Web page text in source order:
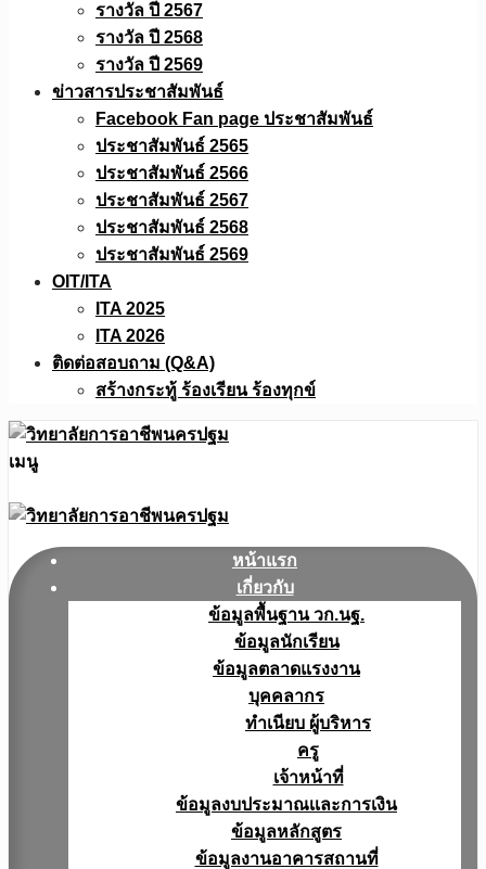
รางวัล ปี 2567
รางวัล ปี 2568
รางวัล ปี 2569
ข่าวสารประชาสัมพันธ์
Facebook Fan page ประชาสัมพันธ์
ประชาสัมพันธ์ 2565
ประชาสัมพันธ์ 2566
ประชาสัมพันธ์ 2567
ประชาสัมพันธ์ 2568
ประชาสัมพันธ์ 2569
OIT/ITA
ITA 2025
ITA 2026
ติดต่อสอบถาม (Q&A)
สร้างกระทู้ ร้องเรียน ร้องทุกข์
เมนู
หน้าแรก
เกี่ยวกับ
ข้อมูลพื้นฐาน วก.นฐ.
ข้อมูลนักเรียน
ข้อมูลตลาดแรงงาน
บุคคลากร
ทำเนียบ ผู้บริหาร
ครู
เจ้าหน้าที่
ข้อมูลงบประมาณเเละการเงิน
ข้อมูลหลักสูตร
ข้อมูลงานอาคารสถานที่